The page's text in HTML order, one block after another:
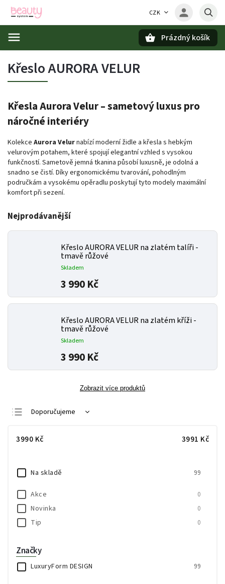
CZK
Prázdný košík
Křeslo AURORA VELUR
Křesla Aurora Velur – sametový luxus pro
náročné interiéry
Kolekce Aurora Velurnabízí moderní židle a křesla s hebkým
velurovým potahem, které spojují elegantní vzhled s vysokou
funkčností. Sametově jemná tkanina působí luxusně, je odolná a
snadno se čistí. Díky ergonomickému tvarování, pohodlným
područkám a vysokému opěradlu poskytují tyto modely maximální
komfort při sezení.
Nejprodávanější
Křeslo AURORA VELUR na zlatém talíři -
tmavě růžové
Skladem
3 990 Kč
Křeslo AURORA VELUR na zlatém kříži -
tmavě růžové
Skladem
3 990 Kč
Zobrazit více produktů
Doporučujeme
Nejdražší
Abecedně
3990 Kč 3991 Kč
Na skladě 99
Akce 0
Novinka 0
Tip 0
Značky
LuxuryForm DESIGN 99